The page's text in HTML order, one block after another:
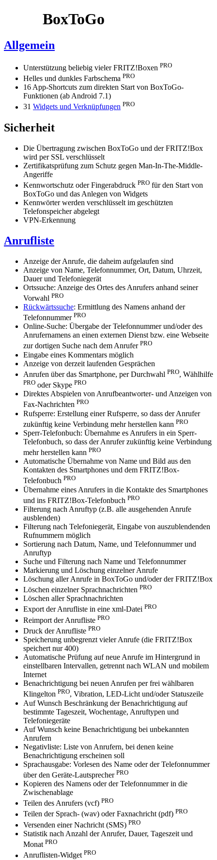
BoxToGo
Allgemein
Unterstützung beliebig vieler FRITZ!Boxen PRO
Helles und dunkles Farbschema PRO
16 App-Shortcuts zum direkten Start von BoxToGo-
Funktionen (ab Android 7.1)
31 Widgets und Verknüpfungen PRO
Sicherheit
Die Übertragung zwischen BoxToGo und der FRITZ!Box
wird per SSL verschlüsselt
Zertifikatsprüfung zum Schutz gegen Man-In-The-Middle-
Angeriffe
Kennwortschutz oder Fingerabdruck PRO für den Start von
BoxToGo und das Anlegen von Widgets
Kennwörter werden verschlüsselt im geschützten
Telefonspeicher abgelegt
VPN-Erkennung
Anrufliste
Anzeige der Anrufe, die daheim aufgelaufen sind
Anzeige von Name, Telefonnummer, Ort, Datum, Uhrzeit,
Dauer und Telefoniegerät
Ortssuche: Anzeige des Ortes des Anrufers anhand seiner
Vorwahl PRO
Rückwärtssuche: Ermittlung des Namens anhand der
Telefonnummer PRO
Online-Suche: Übergabe der Telefonnummer und/oder des
Anrufernamens an einen externen Dienst bzw. eine Webseite
zur dortigen Suche nach dem Anrufer PRO
Eingabe eines Kommentars möglich
Anzeige von derzeit laufenden Gesprächen
Anrufen über das Smartphone, per Durchwahl PRO, Wählhilfe
PRO oder Skype PRO
Direktes Abspielen von Anrufbeantworter- und Anzeigen von
Fax-Nachrichten PRO
Rufsperre: Erstellung einer Rufsperre, so dass der Anrufer
zukünftig keine Verbindung mehr herstellen kann PRO
Sperr-Telefonbuch: Übernahme es Anrufers in ein Sperr-
Telefonbuch, so dass der Anrufer zukünftig keine Verbindung
mehr herstellen kann PRO
Automatische Übernahme von Name und Bild aus den
Kontakten des Smartphones und dem FRITZ!Box-
Telefonbuch PRO
Übernahme eines Anrufers in die Kontakte des Smartphones
und ins FRITZ!Box-Telefonbuch PRO
Filterung nach Anruftyp (z.B. alle ausgehenden Anrufe
ausblenden)
Filterung nach Telefoniegerät, Eingabe von auszublendenden
Rufnummern möglich
Sortierung nach Datum, Name, und Telefonnummer und
Anruftyp
Suche und Filterung nach Name und Telefonnummer
Markierung und Löschung einzelner Anrufe
Löschung aller Anrufe in BoxToGo und/oder der FRITZ!Box
Löschen einzelner Sprachnachrichten PRO
Löschen aller Sprachnachrichten
Export der Anrufliste in eine xml-Datei PRO
Reimport der Anrufliste PRO
Druck der Anrufliste PRO
Speicherung unbegrenzt vieler Anrufe (die FRITZ!Box
speichert nur 400)
Automatische Prüfung auf neue Anrufe im Hintergrund in
einstellbaren Intervallen, getrennt nach WLAN und mobilem
Internet
Benachrichtigung bei neuen Anrufen per frei wählbaren
Klingelton PRO, Vibration, LED-Licht und/oder Statuszeile
Auf Wunsch Beschränkung der Benachrichtigung auf
bestimmte Tageszeit, Wochentage, Anruftypen und
Telefoniegeräte
Auf Wunsch keine Benachrichtigung bei unbekannten
Anrufern
Negativliste: Liste von Anrufern, bei denen keine
Benachrichtigung erscheinen soll
Sprachausgabe: Vorlesen des Name oder der Telefonnummer
über den Geräte-Lautsprecher PRO
Kopieren des Namens oder der Telefonnummer in die
Zwischenablage
Teilen des Anrufers (vcf) PRO
Teilen der Sprach- (wav) oder Faxnachricht (pdf) PRO
Versenden einer Nachricht (SMS) PRO
Statistik nach Anzahl der Anrufer, Dauer, Tageszeit und
Monat PRO
Anruflisten-Widget PRO